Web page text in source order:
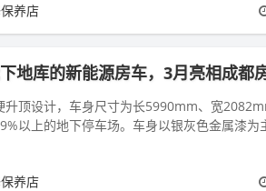
养店
地库的新能源房车，3月亮相成都
升顶设计，车身尺寸为长5990mm、宽
以上的地下停车场。车身以银灰色金属漆为
养店